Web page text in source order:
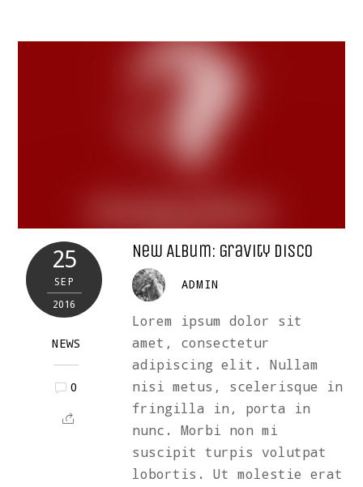
25
SEP
2016
NEWS
0
New Album: Gravity Disco
ADMIN
Lorem ipsum dolor sit
amet, consectetur
adipiscing elit. Nullam
nisi metus, scelerisque in
fringilla in, porta in
nunc. Morbi non mi
suscipit turpis volutpat
lobortis. Ut molestie erat